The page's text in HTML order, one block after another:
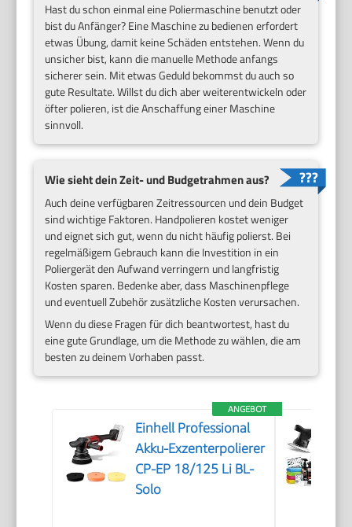
Hast du schon einmal eine Poliermaschine benutzt oder
bist du Anfänger? Eine Maschine zu bedienen erfordert
etwas Übung, damit keine Schäden entstehen. Wenn du
unsicher bist, kann die manuelle Methode anfangs
sicherer sein. Mit etwas Geduld bekommst du auch so
gute Resultate. Willst du dich aber weiterentwickeln oder
öfter polieren, ist die Anschaffung einer Maschine
sinnvoll.
Wie sieht dein Zeit- und Budgetrahmen aus?
Auch deine verfügbaren Zeitressourcen und dein Budget
sind wichtige Faktoren. Handpolieren kostet weniger
und eignet sich gut, wenn du nicht häufig polierst. Bei
regelmäßigem Gebrauch kann die Investition in ein
Poliergerät den Aufwand verringern und langfristig
Kosten sparen. Bedenke aber, dass Maschinenpflege
und eventuell Zubehör zusätzliche Kosten verursachen.
Wenn du diese Fragen für dich beantwortest, hast du
eine gute Grundlage, um die Methode zu wählen, die am
besten zu deinem Vorhaben passt.
ANGEBOT
Einhell Professional
Akku-Exzenterpolierer
CP-EP 18/125 Li BL-
Solo